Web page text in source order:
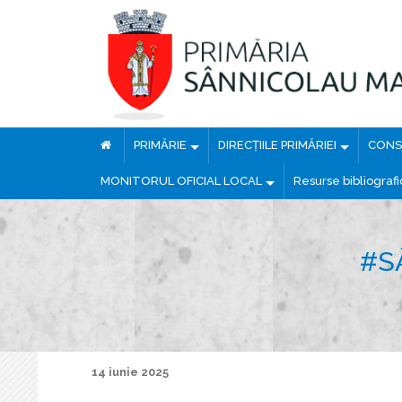
PRIMĂRIE DIRECȚIILE PRIMĂRIEI
MONITORUL OFICIAL LOCAL Resurse
14 iunie 2025